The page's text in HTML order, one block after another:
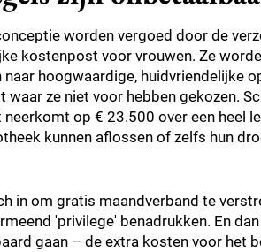
worden vergoed door de
kostenpost voor vrouwen. Ze
hoogwaardige, huidvriendelijke
ze niet voor hebben gekozen.
op € 23.500 over een heel
kunnen aflossen of zelfs hun
in om gratis maandverband te
'privilege' benadrukken. En
gaan – de extra kosten voor het